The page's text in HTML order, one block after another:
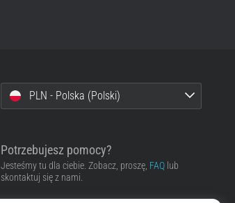
PLN - Polska (Polski)
Potrzebujesz pomocy?
Jesteśmy tu dla ciebie. Zobacz, proszę, FAQlub
skontaktuj się z nami.